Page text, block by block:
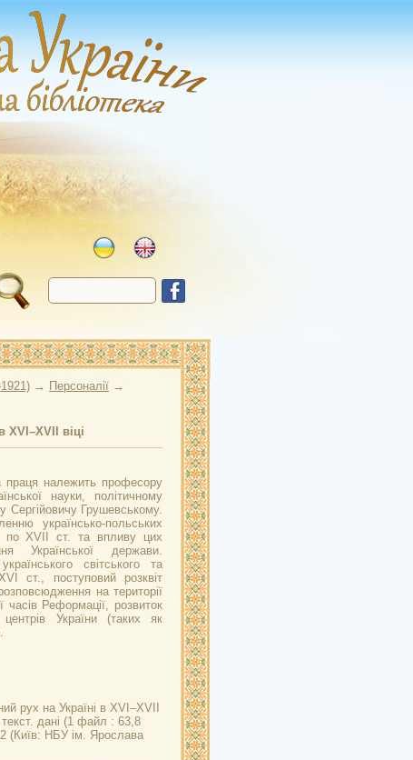
→ Персоналії →
XVI–XVII віці
праця належить професору
науки, політичному
Сергійовичу Грушевському.
українсько-польських
по XVII ст. та впливу цих
Української держави.
світського та
ст., поступовий розквіт
на території
часів Реформації, розвиток
України (таких як
рух на Україні в XVI–XVII
дані (1 файл : 63,8
(Київ: НБУ ім. Ярослава